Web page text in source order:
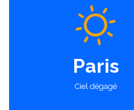
Paris
Ciel dégagé